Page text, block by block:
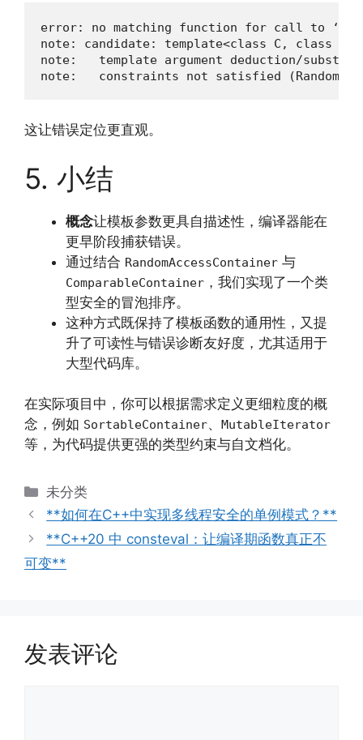
error: no matching function for call to
note: candidate: template<class C, class C>
note:   template argument deduction/
note:   constraints not satisfied
这让错误定位更直观。
5. 小结
概念让模板参数更具自描述性，编译器能在
更早阶段捕获错误。
通过结合 RandomAccessContainer 与
ComparableContainer ，我们实现了一个类
型安全的冒泡排序。
这种方式既保持了模板函数的通用性，又提
升了可读性与错误诊断友好度，尤其适用于
大型代码库。
在实际项目中，你可以根据需求定义更细粒度的概
念，例如 SortableContainer、 MutableIterator
等，为代码提供更强的类型约束与自文档化。
分
类
未分类
**如何在C++中实现多线程安全的单例模式？**
**C++20 中 consteval：让编译期函数真正不
可变**
发表评论